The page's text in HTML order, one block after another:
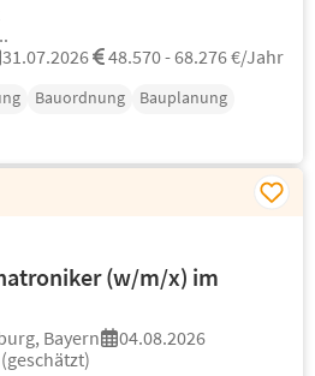
31.07.2026 48.570 - 68.276 €/Jahr
Bauordnung
Bauplanung
(w/m/x) im
Bayern
04.08.2026